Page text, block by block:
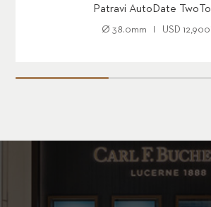
Patravi AutoDate
Ø 38.0mm USD 12,900